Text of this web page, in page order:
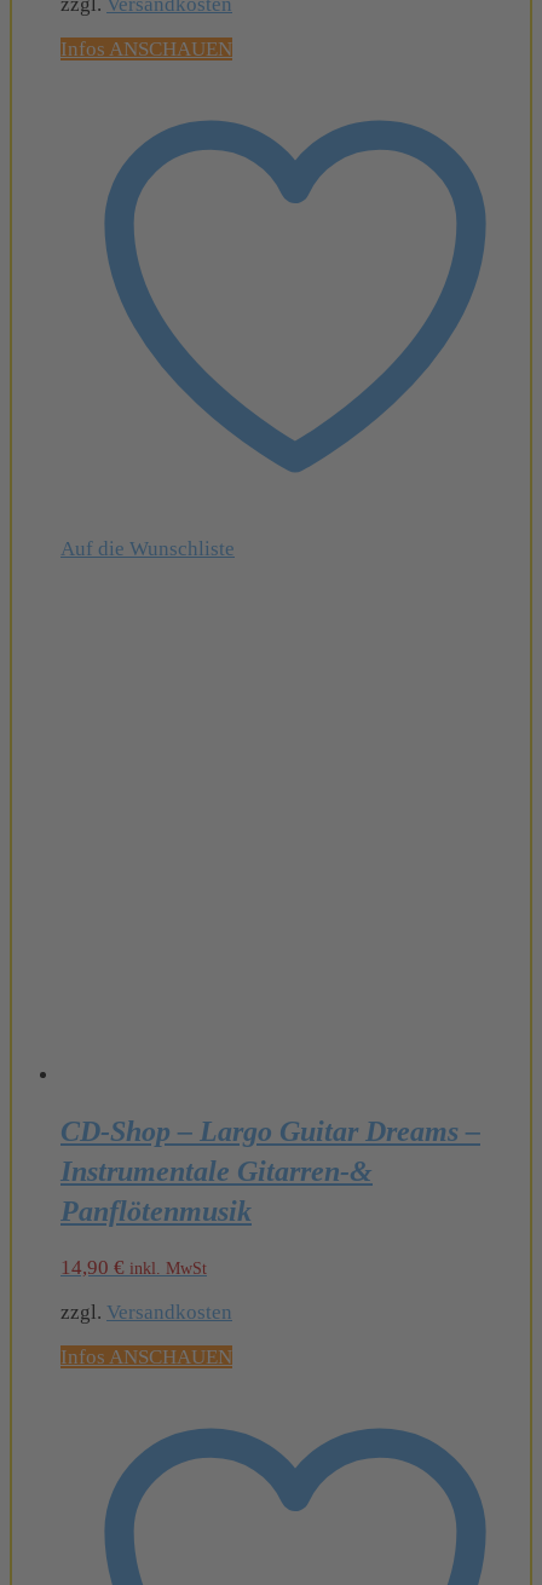
zzgl. Versandkosten
Infos ANSCHAUEN
Auf die Wunschliste
CD-Shop – Largo Guitar Dreams –
Instrumentale Gitarren-&
Panflötenmusik
14,90 € inkl. MwSt
zzgl. Versandkosten
Infos ANSCHAUEN